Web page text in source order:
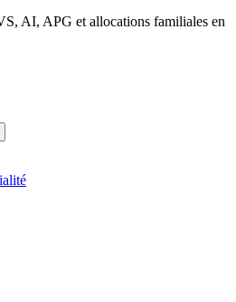
AI, APG et allocations familiales en